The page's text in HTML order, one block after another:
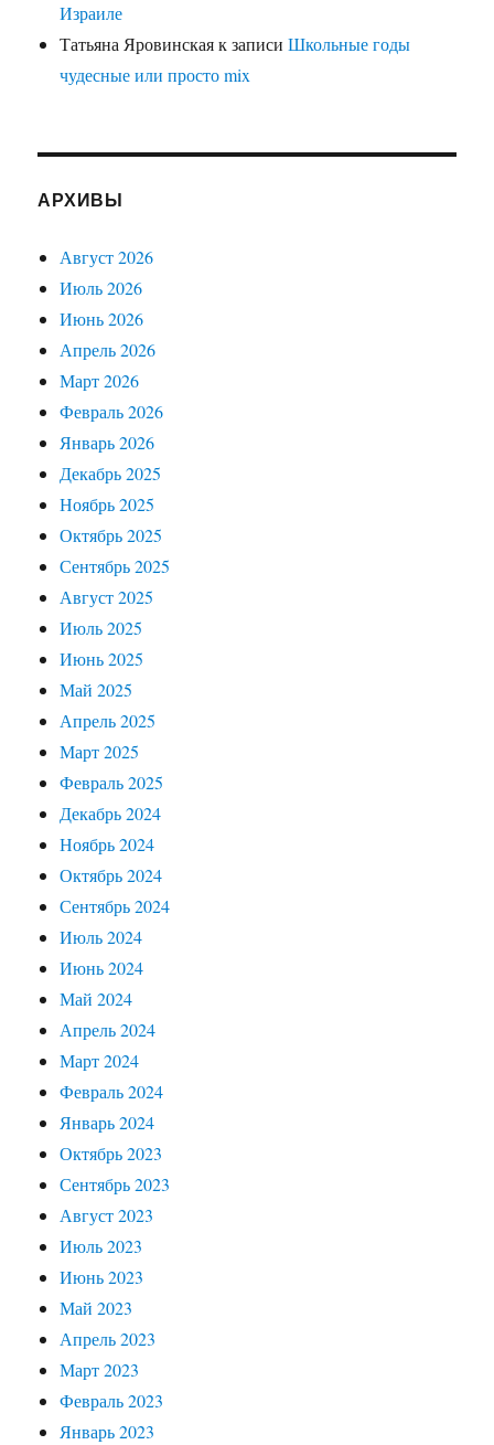
Израиле
Татьяна Яровинскаяк записиШкольные годы
чудесные или просто mix
АРХИВЫ
Август 2026
Июль 2026
Июнь 2026
Апрель 2026
Март 2026
Февраль 2026
Январь 2026
Декабрь 2025
Ноябрь 2025
Октябрь 2025
Сентябрь 2025
Август 2025
Июль 2025
Июнь 2025
Май 2025
Апрель 2025
Март 2025
Февраль 2025
Декабрь 2024
Ноябрь 2024
Октябрь 2024
Сентябрь 2024
Июль 2024
Июнь 2024
Май 2024
Апрель 2024
Март 2024
Февраль 2024
Январь 2024
Октябрь 2023
Сентябрь 2023
Август 2023
Июль 2023
Июнь 2023
Май 2023
Апрель 2023
Март 2023
Февраль 2023
Январь 2023